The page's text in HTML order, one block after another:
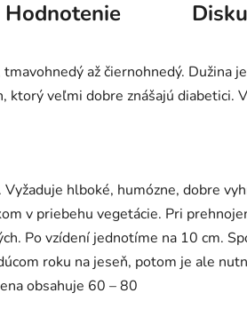
Hodnotenie
až čiernohnedý. Dužina
veľmi dobre znášajú diabetici.
hlboké, humózne, dobre
v priebehu vegetácie. Pri
Po vzídení jednotíme na 10 cm.
roku na jeseň, potom je ale
obsahuje 60 – 80